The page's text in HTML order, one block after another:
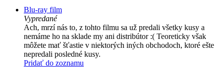
Blu-ray film
Vypredané
Ach, mrzí nás to, z tohto filmu sa už predali všetky kusy a
nemáme ho na sklade my ani distribútor :( Teoreticky však
môžete mať šťastie v niektorých iných obchodoch, ktoré ešte
nepredali posledné kusy.
Pridať do zoznamu